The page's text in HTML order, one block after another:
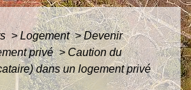
> Logement> Devenir
privé> Caution du
dans un logement privé